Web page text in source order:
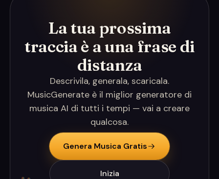
La tua prossima
traccia è a una frase di
distanza
Descrivila, generala, scaricala.
MusicGenerate è il miglior generatore di
musica AI di tutti i tempi — vai a creare
qualcosa.
Genera Musica Gratis
Inizia